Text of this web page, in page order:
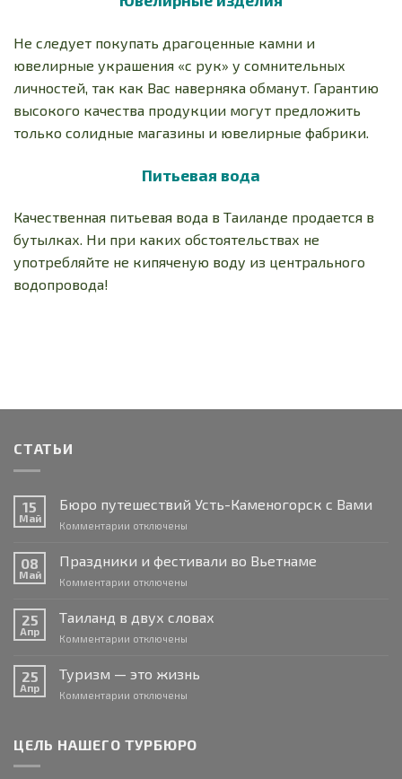
Не следует покупать драгоценные камни и
ювелирные украшения «с рук» у сомнительных
личностей, так как Вас наверняка обманут. Гарантию
высокого качества продукции могут предложить
только солидные магазины и ювелирные фабрики.
Питьевая вода
Качественная питьевая вода в Таиланде продается в
бутылках. Ни при каких обстоятельствах не
употребляйте не кипяченую воду из центрального
водопровода!
СТАТЬИ
15
Май
Бюро путешествий Усть-Каменогорск с Вами
Комментарии к
путешествий
Усть-
с
отключены
08
Май
Праздники и фестивали во Вьетнаме
Комментарии к
и
фестивали
Вьетнаме
отключены
25
Апр
Таиланд в двух словах
Комментарии к
в
двух
отключены
25
Апр
Туризм — это жизнь
Комментарии к
—
отключены
ЦЕЛЬ НАШЕГО ТУРБЮРО